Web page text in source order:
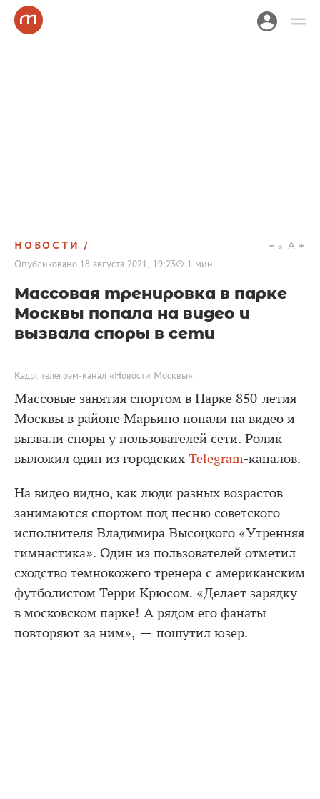
НОВОСТИ
Опубликовано 18 августа 2021, 19:23 1 мин.
a A
Массовая тренировка в парке
Москвы попала на видео и
вызвала споры в сети
Кадр: телеграм-канал «Новости Москвы»
Массовые занятия спортом в Парке 850-летия
Москвы в районе Марьино попали на видео и
вызвали споры у пользователей сети. Ролик
выложил один из городских Telegram-каналов.
На видео видно, как люди разных возрастов
занимаются спортом под песню советского
исполнителя Владимира Высоцкого «Утренняя
гимнастика». Один из пользователей отметил
сходство темнокожего тренера с американским
футболистом Терри Крюсом. «Делает зарядку
в московском парке! А рядом его фанаты
повторяют за ним», — пошутил юзер.